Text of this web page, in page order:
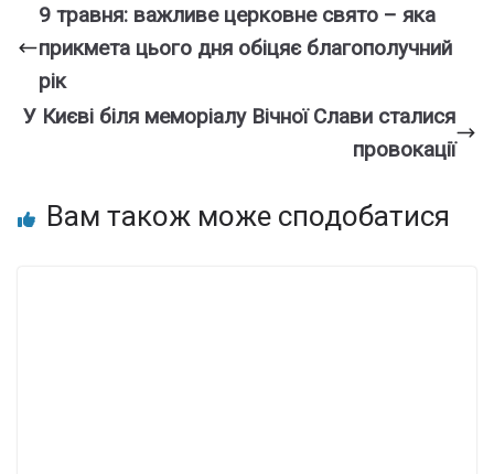
9 травня: важливе церковне свято – яка
прикмета цього дня обіцяє благополучний
рік
У Києві біля меморіалу Вічної Слави сталися
провокації
Вам також може сподобатися